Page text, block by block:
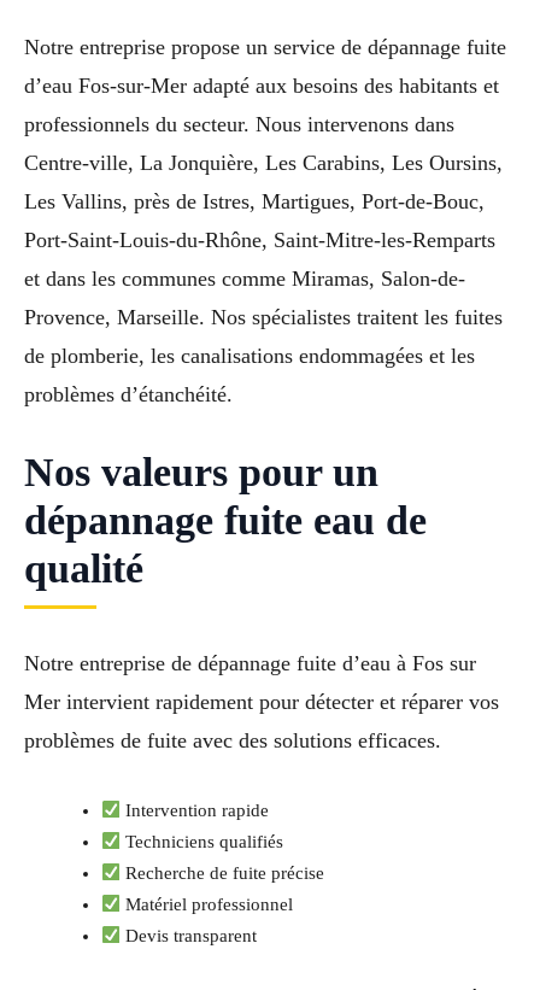
Notre entreprise propose un service de dépannage fuite
d’eau Fos-sur-Mer adapté aux besoins des habitants et
professionnels du secteur. Nous intervenons dans
Centre-ville, La Jonquière, Les Carabins, Les Oursins,
Les Vallins, près de Istres, Martigues, Port-de-Bouc,
Port-Saint-Louis-du-Rhône, Saint-Mitre-les-Remparts
et dans les communes comme Miramas, Salon-de-
Provence, Marseille. Nos spécialistes traitent les fuites
de plomberie, les canalisations endommagées et les
problèmes d’étanchéité.
Nos valeurs pour un
dépannage fuite eau de
qualité
Notre entreprise de dépannage fuite d’eau à Fos sur
Mer intervient rapidement pour détecter et réparer vos
problèmes de fuite avec des solutions efficaces.
Intervention rapide
Techniciens qualifiés
Recherche de fuite précise
Matériel professionnel
Devis transparent